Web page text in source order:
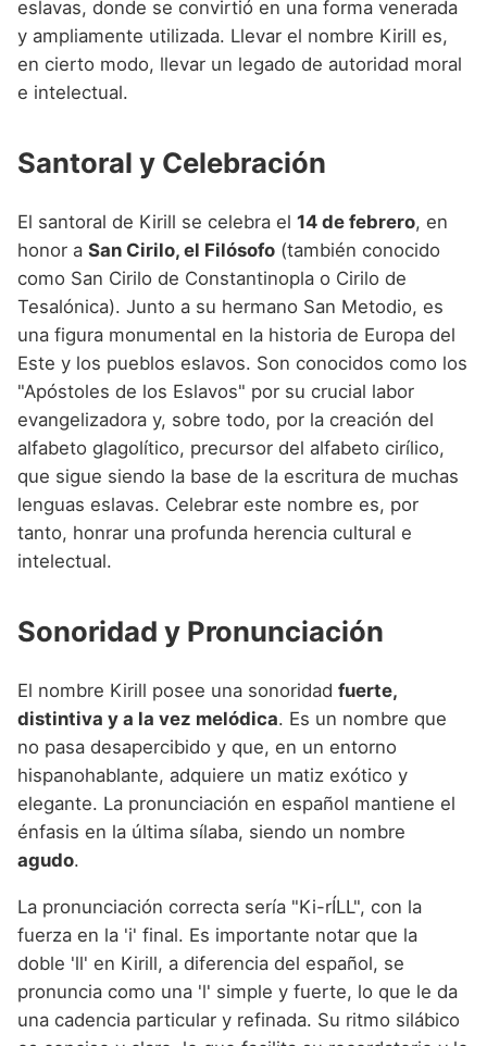
eslavas, donde se convirtió en una forma venerada
y ampliamente utilizada. Llevar el nombre Kirill es,
en cierto modo, llevar un legado de autoridad moral
e intelectual.
Santoral y Celebración
El santoral de Kirill se celebra el 14 de febrero, en
honor a San Cirilo, el Filósofo (también conocido
como San Cirilo de Constantinopla o Cirilo de
Tesalónica). Junto a su hermano San Metodio, es
una figura monumental en la historia de Europa del
Este y los pueblos eslavos. Son conocidos como los
"Apóstoles de los Eslavos" por su crucial labor
evangelizadora y, sobre todo, por la creación del
alfabeto glagolítico, precursor del alfabeto cirílico,
que sigue siendo la base de la escritura de muchas
lenguas eslavas. Celebrar este nombre es, por
tanto, honrar una profunda herencia cultural e
intelectual.
Sonoridad y Pronunciación
El nombre Kirill posee una sonoridad fuerte,
distintiva y a la vez melódica. Es un nombre que
no pasa desapercibido y que, en un entorno
hispanohablante, adquiere un matiz exótico y
elegante. La pronunciación en español mantiene el
énfasis en la última sílaba, siendo un nombre
agudo.
La pronunciación correcta sería "Ki-rÍLL", con la
fuerza en la 'i' final. Es importante notar que la
doble 'll' en Kirill, a diferencia del español, se
pronuncia como una 'l' simple y fuerte, lo que le da
una cadencia particular y refinada. Su ritmo silábico